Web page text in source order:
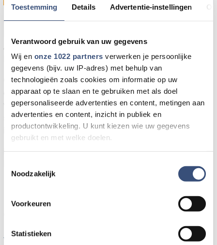
Toestemming Details Advertentie-instellingen
Verantwoord gebruik van uw gegevens
Wij en onze 1022 partners verwerken je persoonlijke
gegevens (bijv. uw IP-adres) met behulp van
technologieën zoals cookies om informatie op uw
apparaat op te slaan en te gebruiken met als doel
gepersonaliseerde advertenties en content, metingen aan
advertenties en content, inzicht in publiek en
productontwikkeling. U kunt kiezen wie uw gegevens
gebruikt en met welke doelen.
Informatie verzamelen over uw geografische locatie,
Uw apparaat identificeren door het actief te scannen
op specifieke eigenschappen (fingerprinting)
verwerkt en stel uw voorkeuren in het
detailgedeelte in.
Noodzakelijk
Voorkeuren
Statistieken
Op zaterdag 4 oktober 2025 organiseert de
Achterweg 74 te Middelharnis, nabij de Mientjeshof.
Bezoekers zijn welkom tussen 09:00 en 16:00 uur.
Op de markt is een gevarieerd aanbod voorjaars-
en zomerkleding voor dames, heren en kinderen te
vinden, waaronder jurken, broeken, shirts,
schoenen en accessoires. De verkoop vindt plaats
in een tent en een naastgelegen schuur.
De opbrengst komt ten goede aan het werk van de
Meer nieuws van Goeree-
Warm weer vormt risico voor buiten geplaatste